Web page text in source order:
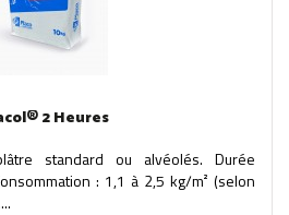
2 Heures
standard ou alvéolés. Durée
: 1,1 à 2,5 kg/m² (selon